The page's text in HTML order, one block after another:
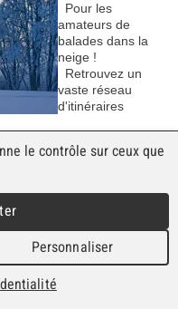
Pour les
amateurs de
balades dans la
neige !
Retrouvez un
vaste réseau
d'itinéraires
Mentions légales|
de vente
le contrôle sur ceux que
Personnaliser